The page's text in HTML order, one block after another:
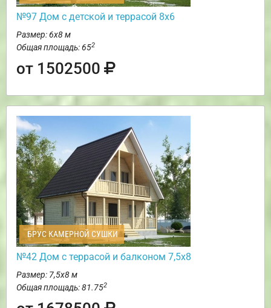
№97 Дом с детской и террасой 8х6
Размер: 6х8 м
Общая площадь: 652
от 1502500
БРУС КАМЕРНОЙ СУШКИ
№42 Дом с террасой и балконом 7,5х8
Размер: 7,5х8 м
Общая площадь: 81.752